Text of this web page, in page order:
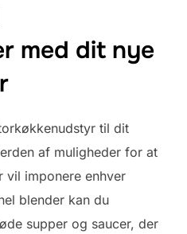
med dit nye
til dit
af muligheder for at
vil imponere enhver
blender kan du
supper og saucer, der